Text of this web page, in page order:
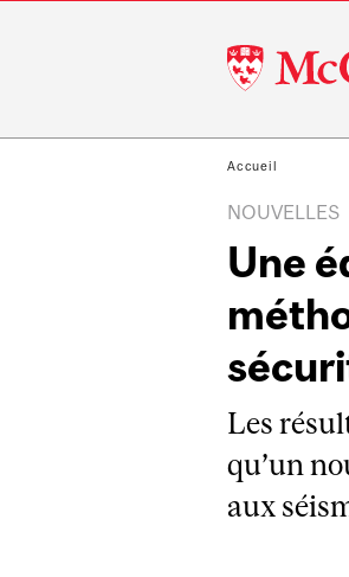
McGill
University
Accueil
NOUVELLES
Une
Les
qu’un
aux